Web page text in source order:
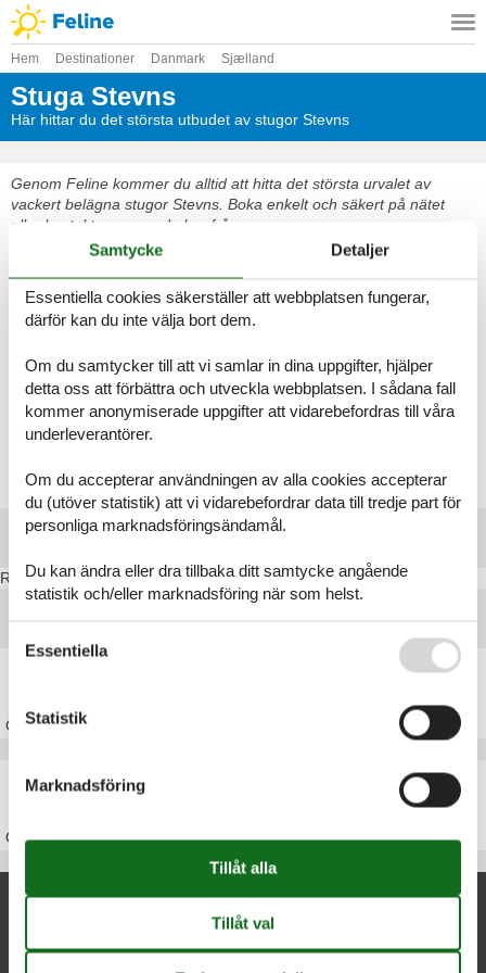
Hem Destinationer Danmark Sjælland
Stuga Stevns
Här hittar du det största utbudet av stugor Stevns
Genom Feline kommer du alltid att hitta det största urvalet av
vackert belägna stugor Stevns. Boka enkelt och säkert på nätet
eller kontakta oss om du har frågor.
Destinationer i Stevns
Se fram emot en underbar semester med gott om tid för varandra i
en vacker stuga Stevns
Rødvig
OmSjælland
Stuga Danmark
OmDanmark
Nya artiklar om Stevns
Stuga Stevns
Samtycke Detaljer
Essentiella cookies säkerställer att webbplatsen fungerar,
därför kan du inte välja bort dem.
Om du samtycker till att vi samlar in dina uppgifter, hjälper
detta oss att förbättra och utveckla webbplatsen. I sådana fall
kommer anonymiserade uppgifter att vidarebefordras till våra
underleverantörer.
Om du accepterar användningen av alla cookies accepterar
du (utöver statistik) att vi vidarebefordrar data till tredje part för
personliga marknadsföringsändamål.
Du kan ändra eller dra tillbaka ditt samtycke angående
statistik och/eller marknadsföring när som helst.
Essentiella
Statistik
Marknadsföring